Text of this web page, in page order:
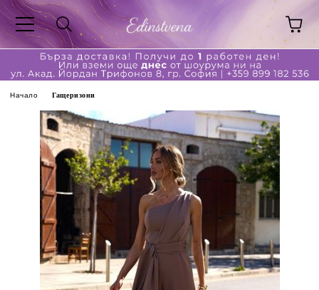
Начало Гащеризони